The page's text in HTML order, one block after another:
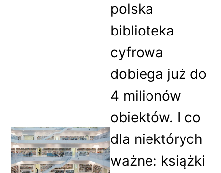
polska
biblioteka
cyfrowa
dobiega już do
4 milionów
obiektów. I co
dla niektórych
ważne: książki